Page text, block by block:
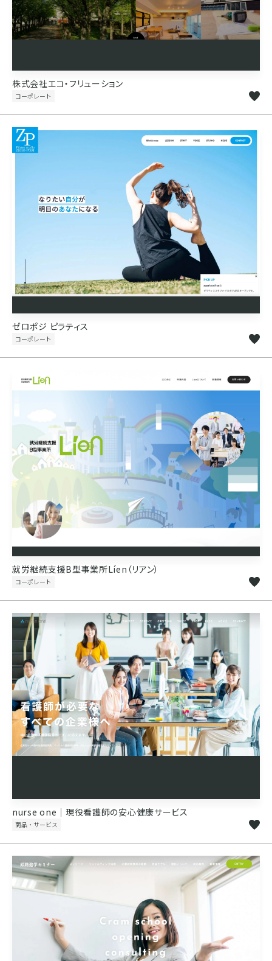
株式会社エコ・フリューション
コーポレート
ゼロポジ ピラティス
コーポレート
就労継続支援B型事業所Líen（リアン）
コーポレート
nurse one｜現役看護師の安心健康サービス
商品・サービス